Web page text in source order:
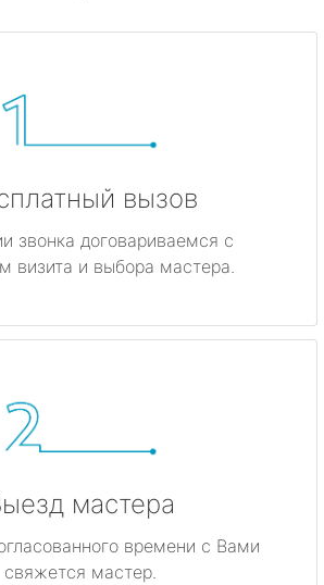
вызов
звонка договариваемся с
визита и выбора мастера.
мастера
времени с Вами
свяжется мастер.